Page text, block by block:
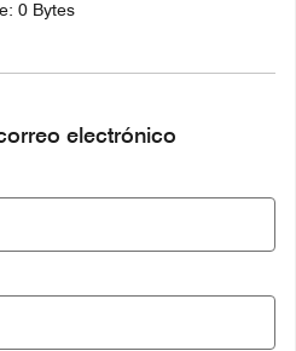
0 Bytes
electrónico